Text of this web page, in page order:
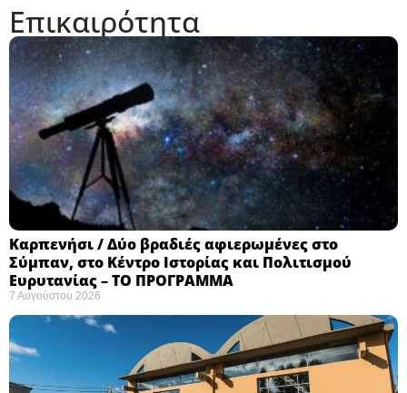
Επικαιρότητα
Καρπενήσι / Δύο βραδιές αφιερωμένες στο
Σύμπαν, στο Κέντρο Ιστορίας και Πολιτισμού
Ευρυτανίας – ΤΟ ΠΡΟΓΡΑΜΜΑ
7 Αυγούστου 2026